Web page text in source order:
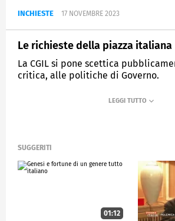
INCHIESTE 17 NOVEMBRE 2023
Le richieste della piazza italiana
La CGIL si pone scettica
critica, alle politiche di Governo.
STASERA ITALIA
SUGGERITI
01:12